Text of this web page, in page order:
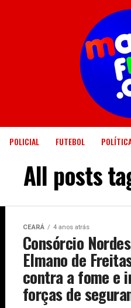
POLICIAL FUTEBOL
All posts
CEARÁ 4 anos atrás
Consórcio
Elmano de
contra a fome e
forças de